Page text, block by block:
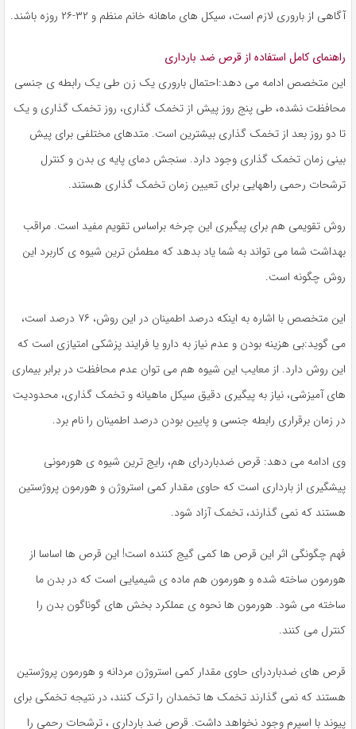
آگاهی از باروری لازم است، سیکل های ماهانه خانم منظم و ۳۲-۲۶ روزه باشند.
راهنمای کامل استفاده از قرص ضد بارداری
این متخصص ادامه می دهد:احتمال باروری یک زن طی یک رابطه ی جنسی
محافظت نشده، طی پنج روز پیش از تخمک گذاری، روز تخمک گذاری و یک
تا دو روز بعد از تخمک گذاری بیشترین است. متدهای مختلفی برای پیش
بینی زمان تخمک گذاری وجود دارد. سنجش دمای پایه ی بدن و کنترل
ترشحات رحمی راههایی برای تعیین زمان تخمک گذاری هستند.
روش تقویمی هم برای پیگیری این چرخه براساس تقویم مفید است. مراقب
بهداشت شما می تواند به شما یاد بدهد که مطمئن ترین شیوه ی کاربرد این
روش چگونه است.
این متخصص با اشاره به اینکه درصد اطمینان در این روش، ۷۶ درصد است،
می گوید:بی هزینه بودن و عدم نیاز به دارو یا فرایند پزشکی امتیازی است که
این روش دارد. از معایب این شیوه هم می‌ توان عدم محافظت در برابر بیماری
های آمیزشی، نیاز به پیگیری دقیق سیکل ماهیانه و تخمک گذاری، محدودیت
در زمان برقراری رابطه جنسی و پایین بودن درصد اطمینان را نام برد.
وی ادامه می دهد: قرص ضدباردرای هم، رایج ترین شیوه ی هورمونی
پیشگیری از بارداری است که حاوی مقدار کمی استروژن و هورمون پروژستین
هستند که نمی گذارند، تخمک آزاد شود.
فهم چگونگی اثر این قرص ها کمی گیج کننده است! این قرص ها اساسا از
هورمون ساخته شده و هورمون هم ماده ی شیمیایی است که در بدن ما
ساخته می شود. هورمون ها نحوه ی عملکرد بخش های گوناگون بدن را
کنترل می کنند.
قرص های ضدباردرای حاوی مقدار کمی استروژن مردانه و هورمون پروژستین
هستند که نمی گذارند تخمک ها تخمدان را ترک کنند، در نتیجه تخمکی برای
پیوند با اسپرم وجود نخواهد داشت. قرص ضد بارداری ، ترشحات رحمی را